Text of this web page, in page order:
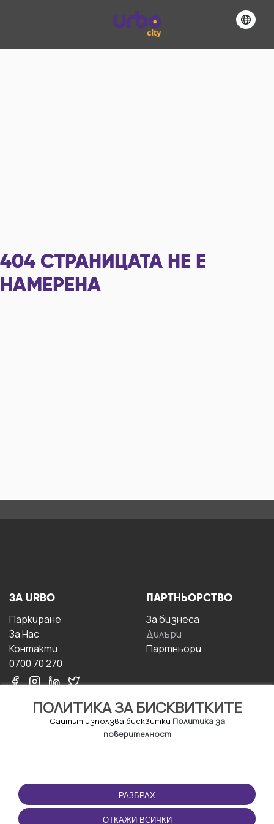
404 СТРАНИЦАТА НЕ Е
НАМЕРЕНА
ПОЛИТИКА ЗА БИСКВИТКИТЕ
Сайтът използва бисквитки Политика за
поверителност
РАЗБРАХ
ОТКАЖИ ВСИЧКИ
ЗА URBO
Паркиране
За Hас
Контакти
0700 70 270
ПАРТНЬОРСТВО
За бизнесa
Дилъри
Партньори
ПОЛЗВАНЕ
Правила и условия за
ползване
ПРИЛОЖЕНИЕТО